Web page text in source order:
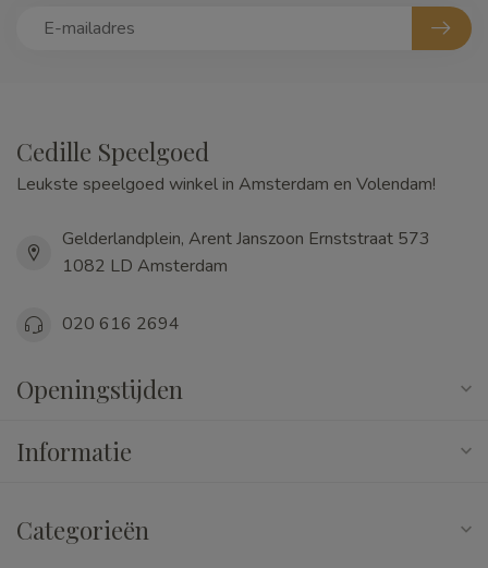
Cedille Speelgoed
Leukste speelgoed winkel in Amsterdam en Volendam!
Gelderlandplein, Arent Janszoon Ernststraat 573
1082 LD Amsterdam
020 616 2694
Openingstijden
Informatie
Categorieën